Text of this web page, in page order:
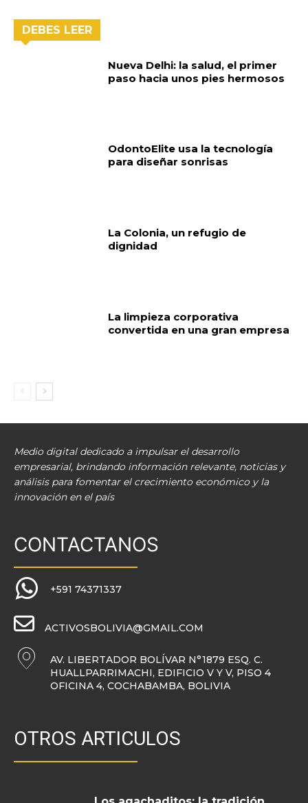
DEBES LEER
Nueva Delhi: la salud, el primer
paso hacia unos pies hermosos
OdontoElite usa la tecnología
para diseñar sonrisas
La Colonia, un refugio de
dignidad
La limpieza corporativa
convertida en una gran empresa
Medio digital dedicado a impulsar el desarrollo
empresarial, brindando información relevante, noticias y
análisis para fomentar el crecimiento económico y la
innovación en el país
CONTACTANOS
+591 74371337
ACTIVOSBOLIVIA@GMAIL.COM
AV. LIBERTADOR BOLÍVAR N°1879 ESQ. C.
HUALLPARRIMACHI, EDIFICIO V Y V, PISO 4
OFICINA 4, COCHABAMBA, BOLIVIA
OTROS ARTICULOS